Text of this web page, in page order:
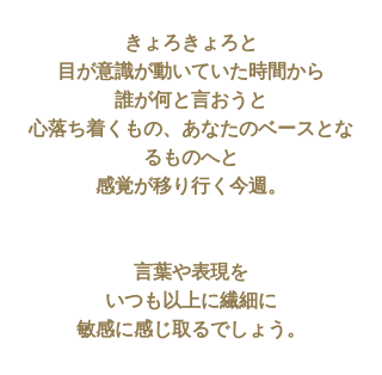
きょろきょろと
目が意識が動いていた時間から
誰が何と言おうと
心落ち着くもの、あなたのベースとな
るものへと
感覚が移り行く今週。
言葉や表現を
いつも以上に繊細に
敏感に感じ取るでしょう。